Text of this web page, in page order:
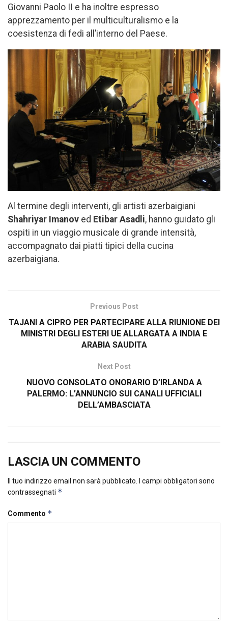
Giovanni Paolo II e ha inoltre espresso
apprezzamento per il multiculturalismo e la
coesistenza di fedi all’interno del Paese.
Al termine degli interventi, gli artisti azerbaigiani
Shahriyar Imanov ed Etibar Asadli, hanno guidato gli
ospiti in un viaggio musicale di grande intensità,
accompagnato dai piatti tipici della cucina
azerbaigiana.
Previous Post
TAJANI A CIPRO PER PARTECIPARE ALLA RIUNIONE DEI
MINISTRI DEGLI ESTERI UE ALLARGATA A INDIA E
ARABIA SAUDITA
Next Post
NUOVO CONSOLATO ONORARIO D’IRLANDA A
PALERMO: L’ANNUNCIO SUI CANALI UFFICIALI
DELL’AMBASCIATA
LASCIA UN COMMENTO
Il tuo indirizzo email non sarà pubblicato.
I campi obbligatori sono
contrassegnati *
Commento *